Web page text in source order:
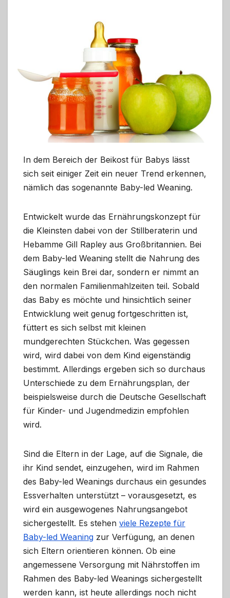
In dem Bereich der Beikost für Babys lässt
sich seit einiger Zeit ein neuer Trend erkennen,
nämlich das sogenannte Baby-led Weaning.
Entwickelt wurde das Ernährungskonzept für
die Kleinsten dabei von der Stillberaterin und
Hebamme Gill Rapley aus Großbritannien. Bei
dem Baby-led Weaning stellt die Nahrung des
Säuglings kein Brei dar, sondern er nimmt an
den normalen Familienmahlzeiten teil. Sobald
das Baby es möchte und hinsichtlich seiner
Entwicklung weit genug fortgeschritten ist,
füttert es sich selbst mit kleinen
mundgerechten Stückchen. Was gegessen
wird, wird dabei von dem Kind eigenständig
bestimmt. Allerdings ergeben sich so durchaus
Unterschiede zu dem Ernährungsplan, der
beispielsweise durch die Deutsche Gesellschaft
für Kinder- und Jugendmedizin empfohlen
wird.
Sind die Eltern in der Lage, auf die Signale, die
ihr Kind sendet, einzugehen, wird im Rahmen
des Baby-led Weanings durchaus ein gesundes
Essverhalten unterstützt – vorausgesetzt, es
wird ein ausgewogenes Nahrungsangebot
sichergestellt. Es stehen viele Rezepte für
Baby-led Weaning zur Verfügung, an denen
sich Eltern orientieren können. Ob eine
angemessene Versorgung mit Nährstoffen im
Rahmen des Baby-led Weanings sichergestellt
werden kann, ist heute allerdings noch nicht